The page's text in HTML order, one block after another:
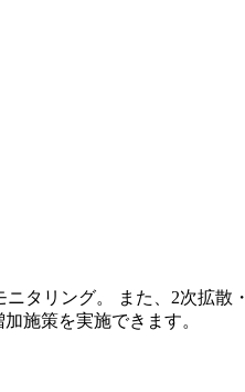
タリング。 また、2次拡
施策を実施できます。